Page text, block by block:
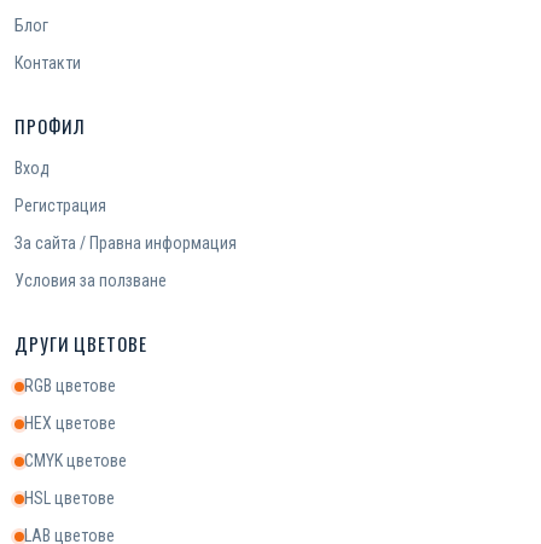
Блог
Контакти
ПРОФИЛ
Вход
Регистрация
За сайта / Правна информация
Условия за ползване
ДРУГИ ЦВЕТОВЕ
RGB цветове
HEX цветове
CMYK цветове
HSL цветове
LAB цветове